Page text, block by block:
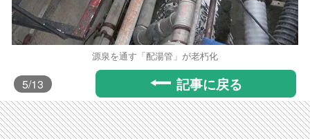
源泉を通す「配湯管」が老朽化
5/13 記事に戻る